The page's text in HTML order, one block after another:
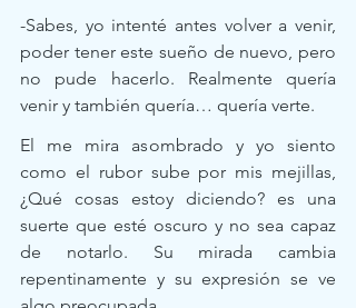
-Sabes, yo intenté antes volver a venir,
poder tener este sueño de nuevo, pero
no pude hacerlo. Realmente quería
venir y también quería… quería verte.
El me mira asombrado y yo siento
como el rubor sube por mis mejillas,
¿Qué cosas estoy diciendo? es una
suerte que esté oscuro y no sea capaz
de notarlo. Su mirada cambia
repentinamente y su expresión se ve